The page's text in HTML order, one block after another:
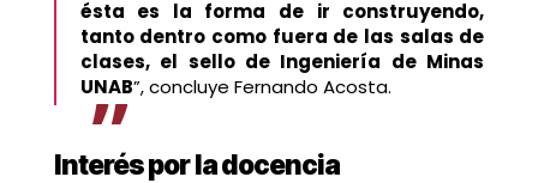
ésta es la forma de ir construyendo,
tanto dentro como fuera de las salas de
clases, el sello de Ingeniería de Minas
UNAB”, concluye Fernando Acosta.
Interés por la docencia